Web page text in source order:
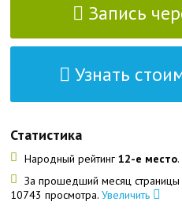
Запись
Узнать
Статистика
Народный рейтинг12-е место.
За прошедший месяц страницы
10743 просмотра.Увеличить